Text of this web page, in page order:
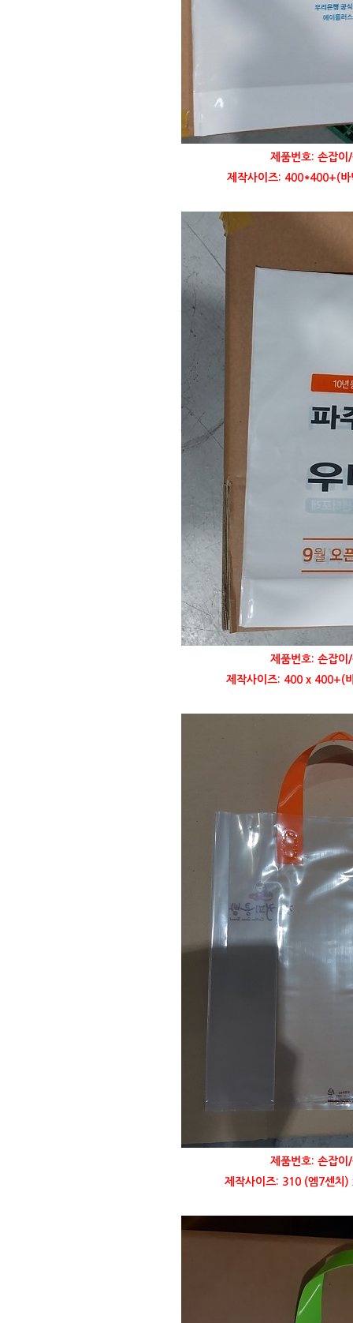
제품번호: 손잡이
제작사이즈: 400*400+(바
제품번호: 손잡이
제작사이즈: 400 x 400+(
제품번호: 손잡이
제작사이즈: 310 (엠7센치